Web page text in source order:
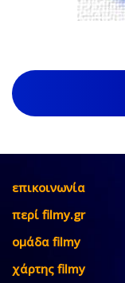
επικοινωνία
περί filmy.gr
ομάδα filmy
χάρτης filmy